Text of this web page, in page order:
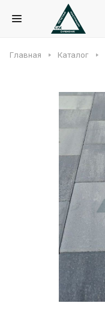
Главная Каталог